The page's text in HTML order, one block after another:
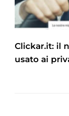
Clickar.it: il
usato ai